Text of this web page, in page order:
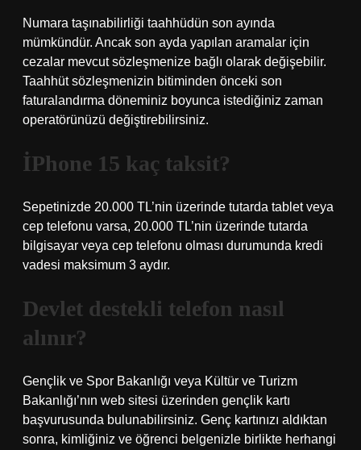
Numara taşınabilirliği taahhüdün son ayında
mümkündür. Ancak son ayda yapılan aramalar için
cezalar mevcut sözleşmenize bağlı olarak değişebilir.
Taahhüt sözleşmenizin bitiminden önceki son
faturalandırma döneminiz boyunca istediğiniz zaman
operatörünüzü değiştirebilirsiniz.
İPhone 15 kaç taksit?
Sepetinizde 20.000 TL’nin üzerinde tutarda tablet veya
cep telefonu varsa, 20.000 TL’nin üzerinde tutarda
bilgisayar veya cep telefonu olması durumunda kredi
vadesi maksimum 3 aydır.
Devlet destekli telefon nasıl
alınır?
Gençlik ve Spor Bakanlığı veya Kültür ve Turizm
Bakanlığı’nın web sitesi üzerinden gençlik kartı
başvurusunda bulunabilirsiniz. Genç kartınızı aldıktan
sonra, kimliğiniz ve öğrenci belgenizle birlikte herhangi